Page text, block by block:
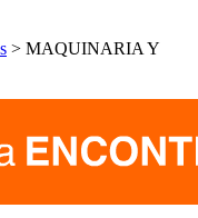
> MAQUINARIA Y